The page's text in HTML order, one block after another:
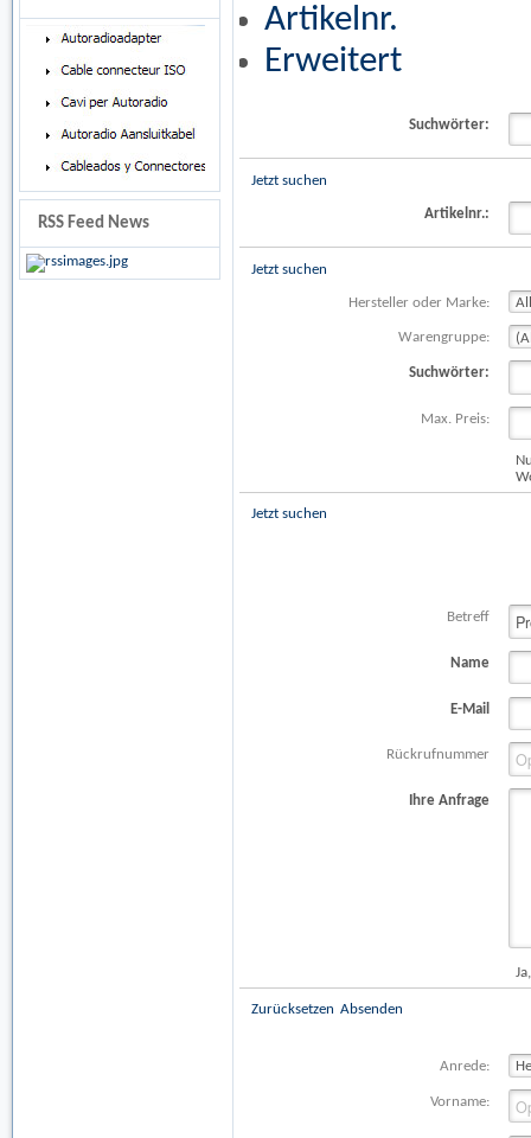
RSS Feed News
Artikelnr.
Erweitert
Suchwörter:
Jetzt suchen
Artikelnr.:
Jetzt suchen
Hersteller oder Marke:
Warengruppe:
Suchwörter:
Max. Preis:
Jetzt suchen
Betreff
Name
E-Mail
Rückrufnummer
Ihre Anfrage
Zurücksetzen Absenden
Anrede:
Vorname: